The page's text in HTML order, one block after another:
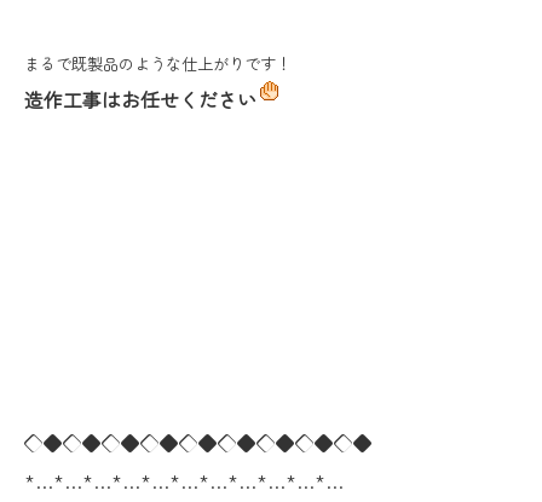
まるで既製品のような仕上がりです！
造作工事はお任せください
◇◆◇◆◇◆◇◆◇◆◇◆◇◆◇◆◇◆
*…*…*…*…*…*…*…*…*…*…*…